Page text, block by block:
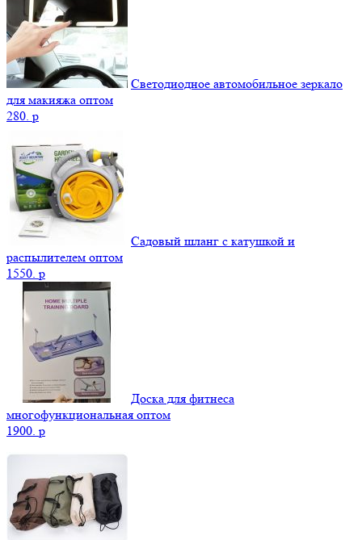
Светодиодное автомобильное зеркало
для макияжа оптом
280. p
Садовый шланг с катушкой и
распылителем оптом
1550. p
Доска для фитнеса
многофункциональная оптом
1900. p